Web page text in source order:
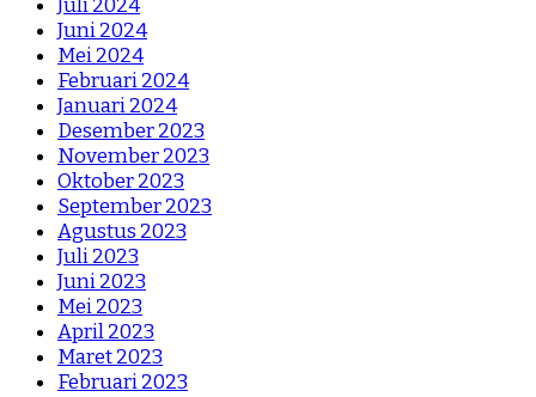
Juni 2024
Mei 2024
Februari 2024
Januari 2024
Desember 2023
November 2023
Oktober 2023
September 2023
Agustus 2023
Juli 2023
Juni 2023
Mei 2023
April 2023
Maret 2023
Februari 2023